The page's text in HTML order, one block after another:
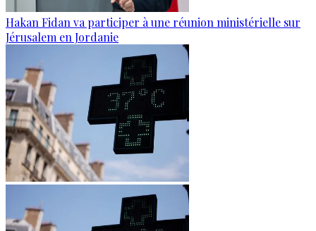
Hakan Fidan va participer à une réunion ministérielle sur
Jérusalem en Jordanie